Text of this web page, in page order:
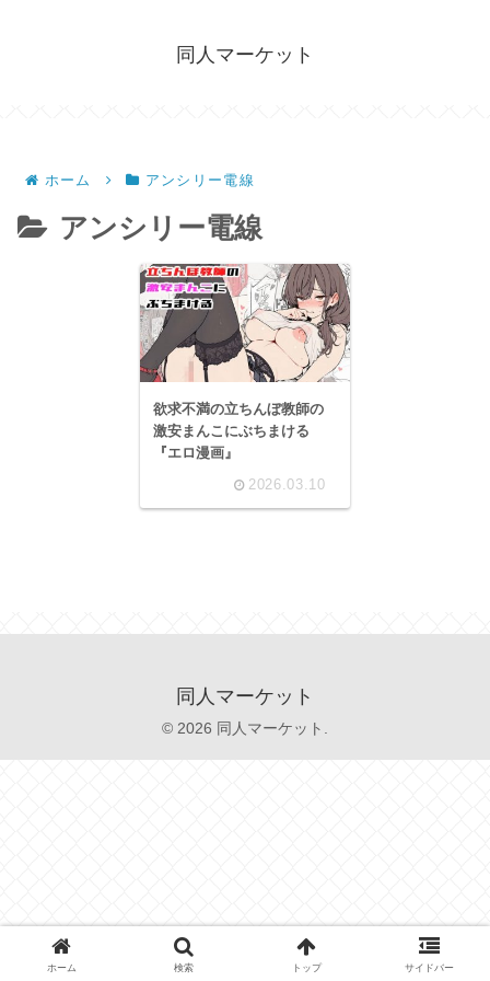
同人マーケット
ホーム アンシリー電線
アンシリー電線
欲求不満の立ちんぼ教師の
激安まんこにぶちまける
『エロ漫画』
2026.03.10
同人マーケット
© 2026 同人マーケット.
ホーム 検索 トップ サイドバー